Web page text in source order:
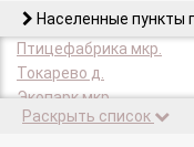
Населенные пункты
Птицефабрика мкр.
Токарево д.
Экопарк мкр.
Раскрыть список